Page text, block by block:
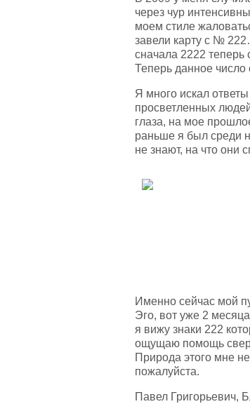
через чур
моем стиле
завели карту с №
сначала 2222 теперь
Теперь данное
Я много искал
просветленных
глаза, на мое
раньше я был среди
не знают, на что они
Именно сейчас мой
Эго, вот уже 2
я вижу знаки 222
ощущаю помощь
Природа этого мне
пожалуйста.
Павел Григорьевич,